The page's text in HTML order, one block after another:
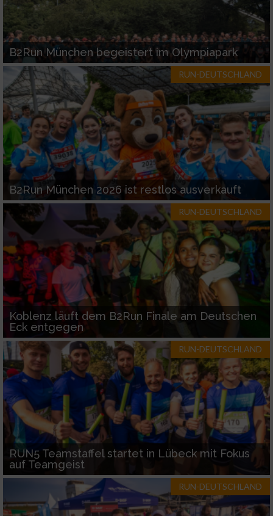
B2Run München begeistert im Olympiapark
RUN-DEUTSCHLAND
B2Run München 2026 ist restlos ausverkauft
RUN-DEUTSCHLAND
Koblenz läuft dem B2Run Finale am Deutschen
Eck entgegen
RUN-DEUTSCHLAND
RUN5 Teamstaffel startet in Lübeck mit Fokus
auf Teamgeist
RUN-DEUTSCHLAND
Funktional
Werbung